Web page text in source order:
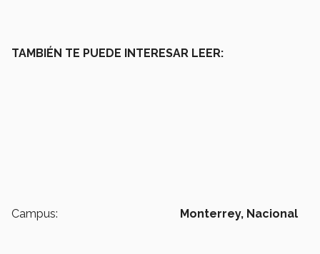
TAMBIÉN TE PUEDE INTERESAR LEER:
Campus: Monterrey, Nacional